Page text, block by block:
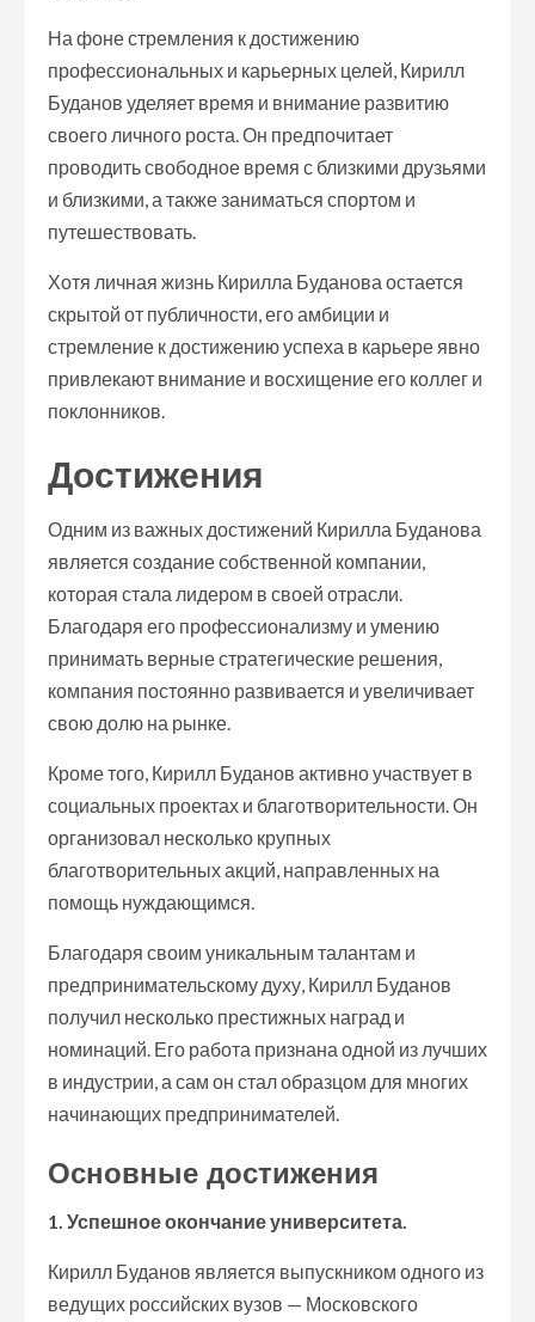
На фоне стремления к достижению
профессиональных и карьерных целей, Кирилл
Буданов уделяет время и внимание развитию
своего личного роста. Он предпочитает
проводить свободное время с близкими друзьями
и близкими, а также заниматься спортом и
путешествовать.
Хотя личная жизнь Кирилла Буданова остается
скрытой от публичности, его амбиции и
стремление к достижению успеха в карьере явно
привлекают внимание и восхищение его коллег и
поклонников.
Достижения
Одним из важных достижений Кирилла Буданова
является создание собственной компании,
которая стала лидером в своей отрасли.
Благодаря его профессионализму и умению
принимать верные стратегические решения,
компания постоянно развивается и увеличивает
свою долю на рынке.
Кроме того, Кирилл Буданов активно участвует в
социальных проектах и благотворительности. Он
организовал несколько крупных
благотворительных акций, направленных на
помощь нуждающимся.
Благодаря своим уникальным талантам и
предпринимательскому духу, Кирилл Буданов
получил несколько престижных наград и
номинаций. Его работа признана одной из лучших
в индустрии, а сам он стал образцом для многих
начинающих предпринимателей.
Основные достижения
1. Успешное окончание университета.
Кирилл Буданов является выпускником одного из
ведущих российских вузов — Московского